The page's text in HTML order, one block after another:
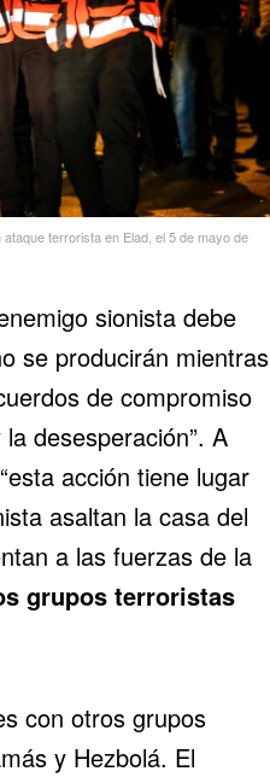
terrorista en Elad, el 5 de mayo de
sionista debe
se producirán mientras
de compromiso
desesperación”. A
acción tiene lugar
asaltan la casa del
a las fuerzas de la
grupos terroristas
con otros grupos
y Hezbolá. El